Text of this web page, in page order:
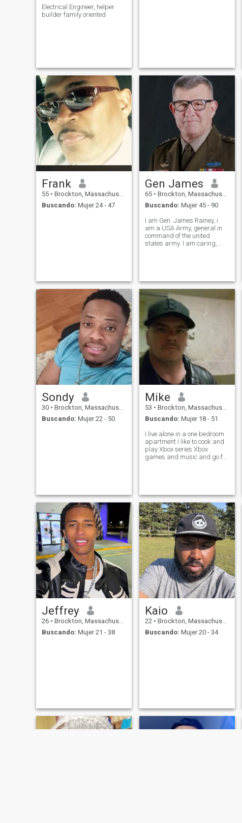
Electrical Engineer, helper
builder family oriented
Frank
55 • Brockton, Massachusetts, Estados Unidos
Buscando: Mujer 24 - 47
Gen James
65 • Brockton, Massachusetts, Estados Unidos
Buscando: Mujer 45 - 90
I am Gen. James Rainey, i
am a USA Army, general in
command of the united
states army. I am caring,
and protect that special one
who
Sondy
30 • Brockton, Massachusetts, Estados Unidos
Buscando: Mujer 22 - 50
Mike
53 • Brockton, Massachusetts, Estados Unidos
Buscando: Mujer 18 - 51
I live alone in a one bedroom
apartment I like to cook and
play Xbox series Xbox
games and music and go for
Jeffrey
26 • Brockton, Massachusetts, Estados Unidos
Buscando: Mujer 21 - 38
Kaio
22 • Brockton, Massachusetts, Estados Unidos
Buscando: Mujer 20 - 34